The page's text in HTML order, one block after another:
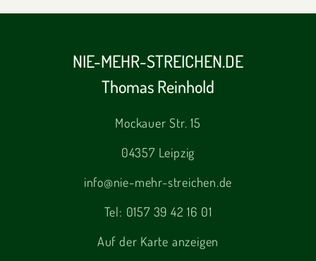
NIE-MEHR-STREICHEN.DE
Thomas Reinhold
Mockauer Str. 15
04357 Leipzig
info@nie-mehr-streichen.de
Tel: 0157 39 42 16 01
Auf der Karte anzeigen